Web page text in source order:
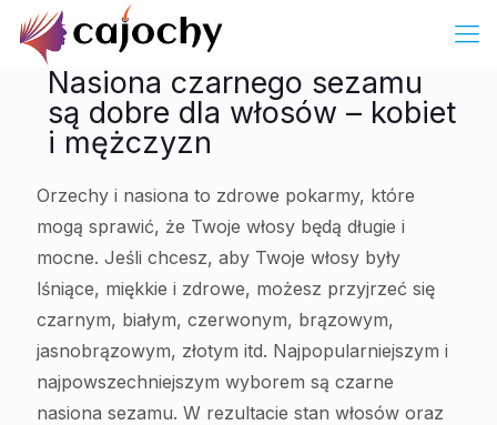
Nasiona czarnego sezamu
są dobre dla włosów – kobiet
i mężczyzn
Orzechy i nasiona to zdrowe pokarmy, które
mogą sprawić, że Twoje włosy będą długie i
mocne. Jeśli chcesz, aby Twoje włosy były
lśniące, miękkie i zdrowe, możesz przyjrzeć się
czarnym, białym, czerwonym, brązowym,
jasnobrązowym, złotym itd. Najpopularniejszym i
najpowszechniejszym wyborem są czarne
nasiona sezamu. W rezultacie stan włosów oraz